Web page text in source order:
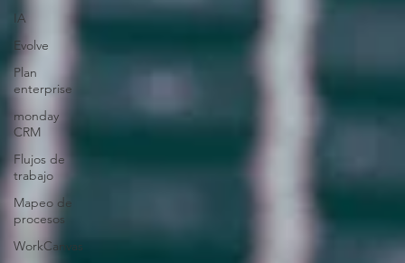
IA
Evolve
Plan
enterprise
monday
CRM
Flujos de
trabajo
Mapeo de
procesos
WorkCanvas